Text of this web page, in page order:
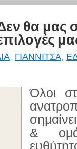
θα μας
, ΓΙΑΝΝΙΤΣΑ,
Όλοι
&